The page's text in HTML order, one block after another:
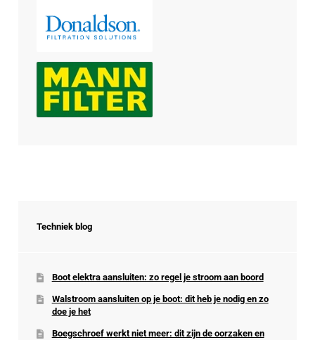
Techniek blog
Boot elektra aansluiten: zo regel je stroom aan boord
Walstroom aansluiten op je boot: dit heb je nodig en zo
doe je het
Boegschroef werkt niet meer: dit zijn de oorzaken en